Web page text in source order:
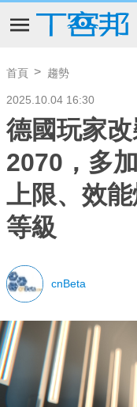
首頁 趨勢
2025.10.04 16:30
德國玩家
2070，多
上限、效
等級
cnBeta